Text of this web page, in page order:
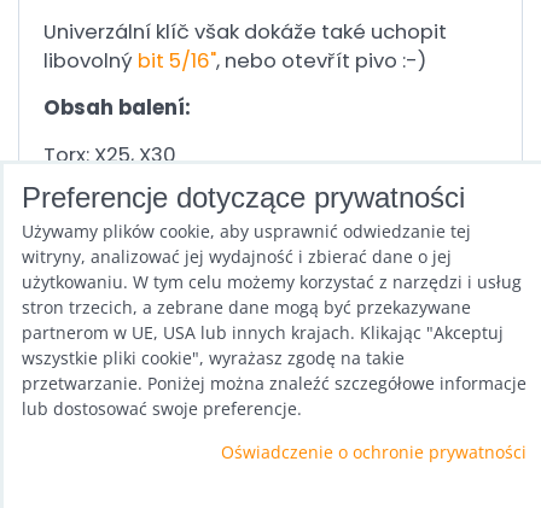
Univerzální klíč však dokáže také uchopit
libovolný bit 5/16", nebo otevřít pivo :-)
Obsah balení:
Torx: X25, X30
Imbus: s5, s6 (
na ložiska
Stranové klíče: 8mm, 10mm, 13mm (na
ložiska)
Poprzedni produkt Następny produkt
Preferencje dotyczące prywatności
Używamy plików cookie, aby usprawnić odwiedzanie tej
witryny, analizować jej wydajność i zbierać dane o jej
użytkowaniu. W tym celu możemy korzystać z narzędzi i usług
stron trzecich, a zebrane dane mogą być przekazywane
partnerom w UE, USA lub innych krajach. Klikając "Akceptuj
wszystkie pliki cookie", wyrażasz zgodę na takie
przetwarzanie. Poniżej można znaleźć szczegółowe informacje
lub dostosować swoje preferencje.
Oświadczenie o ochronie prywatności